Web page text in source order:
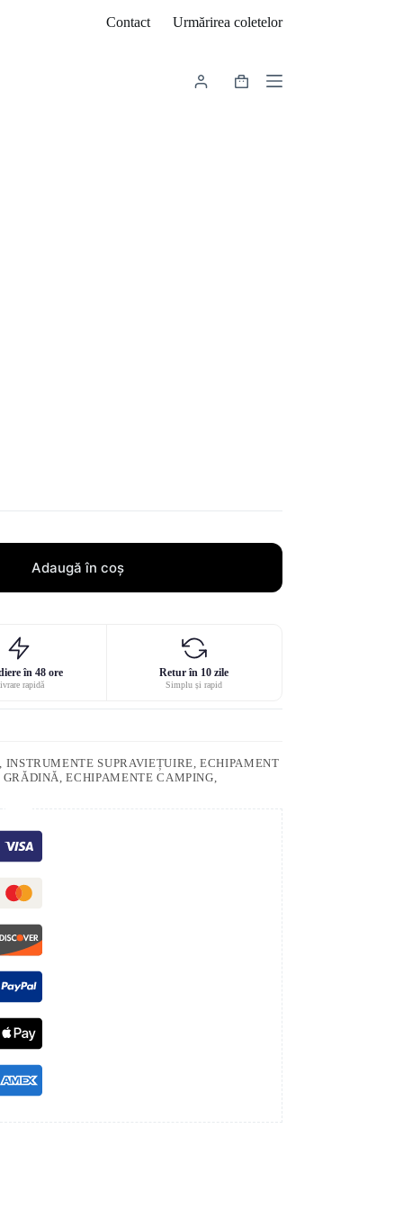
Contact Urmărirea coletelor
Coș
Adaugă în coș
în 48 ore
rapidă
Retur în 10 zile
Simplu și rapid
SUPRAVIEȚUIRE, ECHIPAMENT
ECHIPAMENTE CAMPING,